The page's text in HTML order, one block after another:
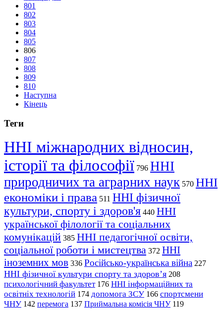
801
802
803
804
805
806
807
808
809
810
Наступна
Кінець
Теги
ННІ міжнародних відносин,
історії та філософії 796 ННІ
природничих та аграрних наук 570 ННІ
економіки і права 511 ННІ фізичної
культури, спорту і здоров'я 440 ННІ
української філології та соціальних
комунікацій 385 ННІ педагогічної освіти,
соціальної роботи і мистецтва 372 ННІ
іноземних мов 336 Російсько-українська війна 227
ННІ фізичної культури спорту та здоров’я 208
психологічний факультет 176 ННІ інформаційних та
освітніх технологій 174 допомога ЗСУ 166 спортсмени
ЧНУ 142 перемога 137 Приймальна комісія ЧНУ 119